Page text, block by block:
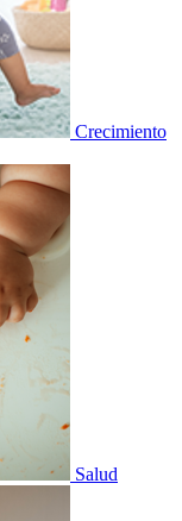
Crecimiento
Salud